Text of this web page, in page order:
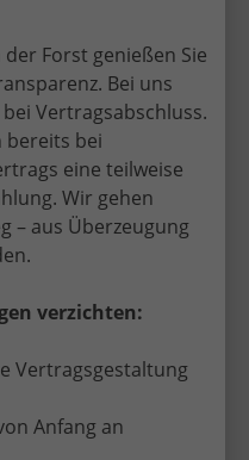
– EU-
im EU-
an Fahrzeugen
Forst genießen Sie
Bei uns
Vertragsabschluss.
bereits bei
eine teilweise
Wir gehen
– aus Überzeugung
verzichten:
Vertragsgestaltung
Anfang an